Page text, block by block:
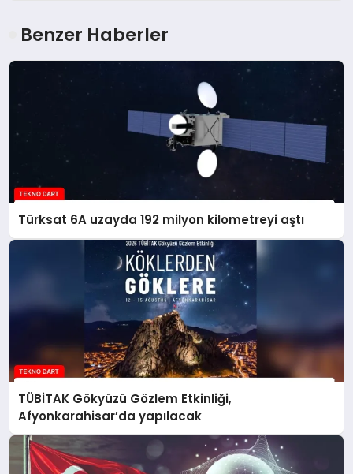
Benzer Haberler
Türksat 6A uzayda 192 milyon kilometreyi aştı
TÜBİTAK Gökyüzü Gözlem Etkinliği,
Afyonkarahisar’da yapılacak